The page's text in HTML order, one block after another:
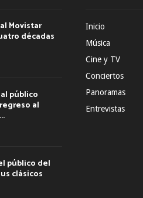
Movistar
décadas
público
al
público del
clásicos
Inicio
Música
Cine y TV
Conciertos
Panoramas
Entrevistas